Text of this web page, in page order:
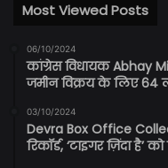
Most Viewed Posts
06/10/2024
कांग्रेस विधायक Abhay
जमीन विक्रय के लिए 64
03/10/2024
Devra Box Office
रिकॉर्ड, ‘टाइगर ज़िंदा है’